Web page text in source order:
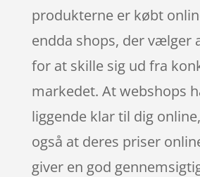
produkterne er købt
endda shops, der vælger
for at skille sig ud fra
markedet. At webshops
liggende klar til dig
også at deres priser
giver en god